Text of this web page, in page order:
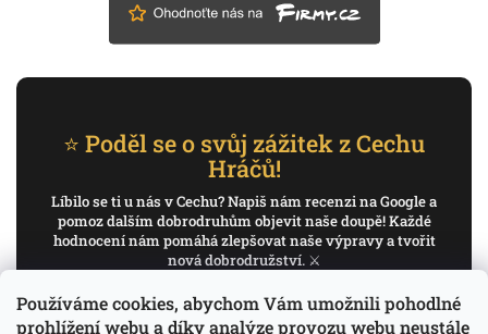
Používáme cookies, abychom Vám umožnili pohodlné
prohlížení webu a díky analýze provozu webu neustále
⭐ Poděl se o svůj zážitek z Cechu
Hráčů!
Líbilo se ti u nás v Cechu? Napiš nám recenzi na Google a
pomoz dalším dobrodruhům objevit naše doupě! Každé
hodnocení nám pomáhá zlepšovat naše výpravy a tvořit
nová dobrodružství. ⚔️
✍️ Napiš recenzi na Google